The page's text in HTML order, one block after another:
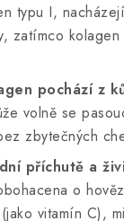
typu I,
zatímco
pochází z
volně se
zbytečných
příchutě a
o
vitamín C),